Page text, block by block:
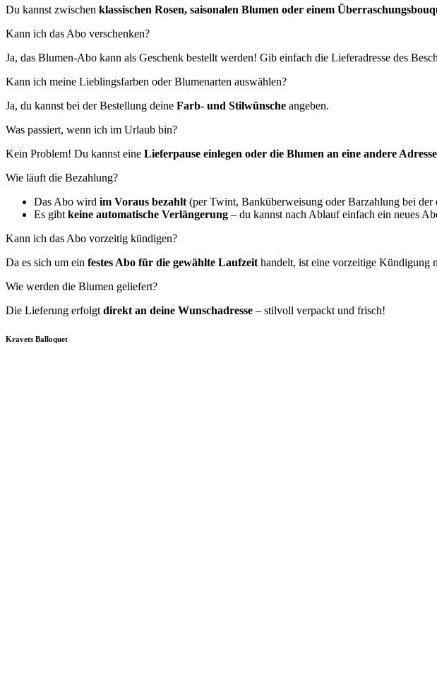
Du kannst zwischen klassischen Rosen, saisonalen Blumen oder einem
Kann ich das Abo verschenken?
Ja, das Blumen-Abo kann als Geschenk bestellt werden! Gib einfach die Lieferadresse des
Kann ich meine Lieblingsfarben oder Blumenarten auswählen?
Ja, du kannst bei der Bestellung deine Farb- und Stilwünsche angeben.
Was passiert, wenn ich im Urlaub bin?
Kein Problem! Du kannst eine Lieferpause einlegen oder die Blumen an eine andere
Wie läuft die Bezahlung?
Das Abo wird im Voraus bezahlt (per Twint, Banküberweisung oder Barzahlung bei der
Es gibt keine automatische Verlängerung – du kannst nach Ablauf einfach ein neues
Kann ich das Abo vorzeitig kündigen?
Da es sich um ein festes Abo für die gewählte Laufzeit handelt, ist eine vorzeitige Kündigung
Wie werden die Blumen geliefert?
Die Lieferung erfolgt direkt an deine Wunschadresse – stilvoll verpackt und frisch!
Kravets Balloquet